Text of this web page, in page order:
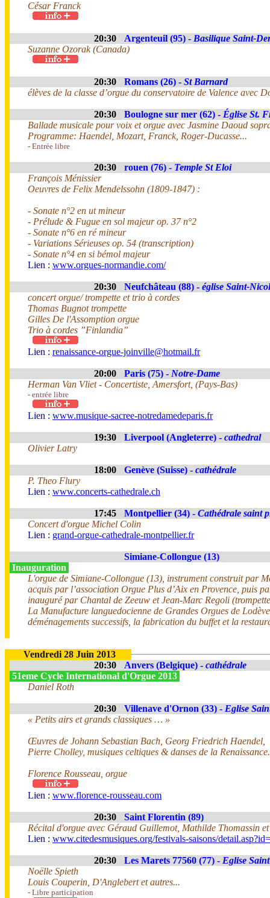
César Franck
20:30 Argenteuil (95) - Basilique Saint-
Suzanne Ozorak (Canada)
20:30 Romans (26) - St Barnard
élèves de la classe d’orgue du conservatoire de Valence avec
20:30 Boulogne sur mer (62) - Église St.
Ballade musicale pour voix et orgue avec Jasmine Daoud
Programme: Haendel, Mozart, Franck, Roger-Ducasse...
- Entrée libre
20:30 rouen (76) - Temple St Eloi
François Ménissier
Oeuvres de Felix Mendelssohn (1809-1847) :
- Sonate n°2 en ut mineur
- Prélude & Fugue en sol majeur op. 37 n°2
- Sonate n°6 en ré mineur
- Variations Sérieuses op. 54 (transcription)
- Sonate n°4 en si bémol majeur
Lien : www.orgues-normandie.com/
20:30 Neufchâteau (88) - église Saint-
concert orgue/ trompette et trio à cordes
Thomas Bugnot trompette
Gilles De l'Assomption orgue
Trio à cordes ”Finlandia”
Lien : renaissance-orgue-joinville@hotmail.fr
20:00 Paris (75) - Notre-Dame
Herman Van Vliet - Concertiste, Amersfort, (Pays-Bas)
- entrée libre
Lien : www.musique-sacree-notredamedeparis.fr
19:30 Liverpool (Angleterre) - cathedral
Olivier Latry
18:00 Genève (Suisse) - cathédrale
P. Theo Flury
Lien : www.concerts-cathedrale.ch
17:45 Montpellier (34) - Cathédrale saint
Concert d'orgue Michel Colin
Lien : grand-orgue-cathedrale-montpellier.fr
Simiane-Collongue (13)
Inauguration
L'orgue de Simiane-Collongue (13), instrument construit par
acquis par l’association Orgue Plus d’Aix en Provence, puis
inauguré par Chantal de Zeeuw et Jean-Marc Regoli
La Manufacture languedocienne de Grandes Orgues de
déménagements successifs, la fabrication du buffet et la
Vendredi 28 Juin 2013
20:30
Anvers (Belgique) - cathédrale
51eme Cycle International d'Orgue 2013
Daniel Roth
20:30 Villenave d'Ornon (33) - Eglise
« Petits airs et grands classiques … »
Œuvres de Johann Sebastian Bach, Georg Friedrich Haendel,
Pierre Cholley, musiques celtiques & danses de la Renaissance.
Florence Rousseau, orgue
Lien : www.florence-rousseau.com
20:30
Saint Florentin (89)
Récital d'orgue avec Géraud Guillemot, Mathilde Thomassin
Lien : www.citedesmusiques.org/festivals-saisons/
20:30 Les Marets 77560 (77) - Eglise
Noëlle Spieth
Louis Couperin, D'Anglebert et autres...
- Libre participation